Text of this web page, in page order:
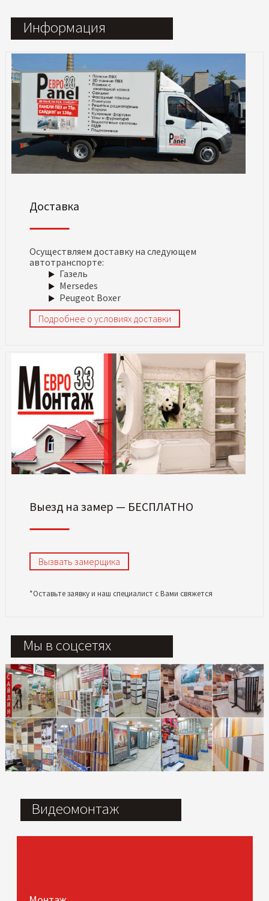
Информация
Доставка
Осуществляем доставку на следующем
автотранспорте:
Газель
Mersedes
Peugeot Boxer
Подробнее о условиях доставки
Выезд на замер — БЕСПЛАТНО
Вызвать замерщика
*Оставьте заявку и наш специалист с Вами свяжется
Мы в соцсетях
Видеомонтаж